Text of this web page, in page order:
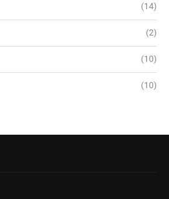
(14)
(2)
(10)
(10)